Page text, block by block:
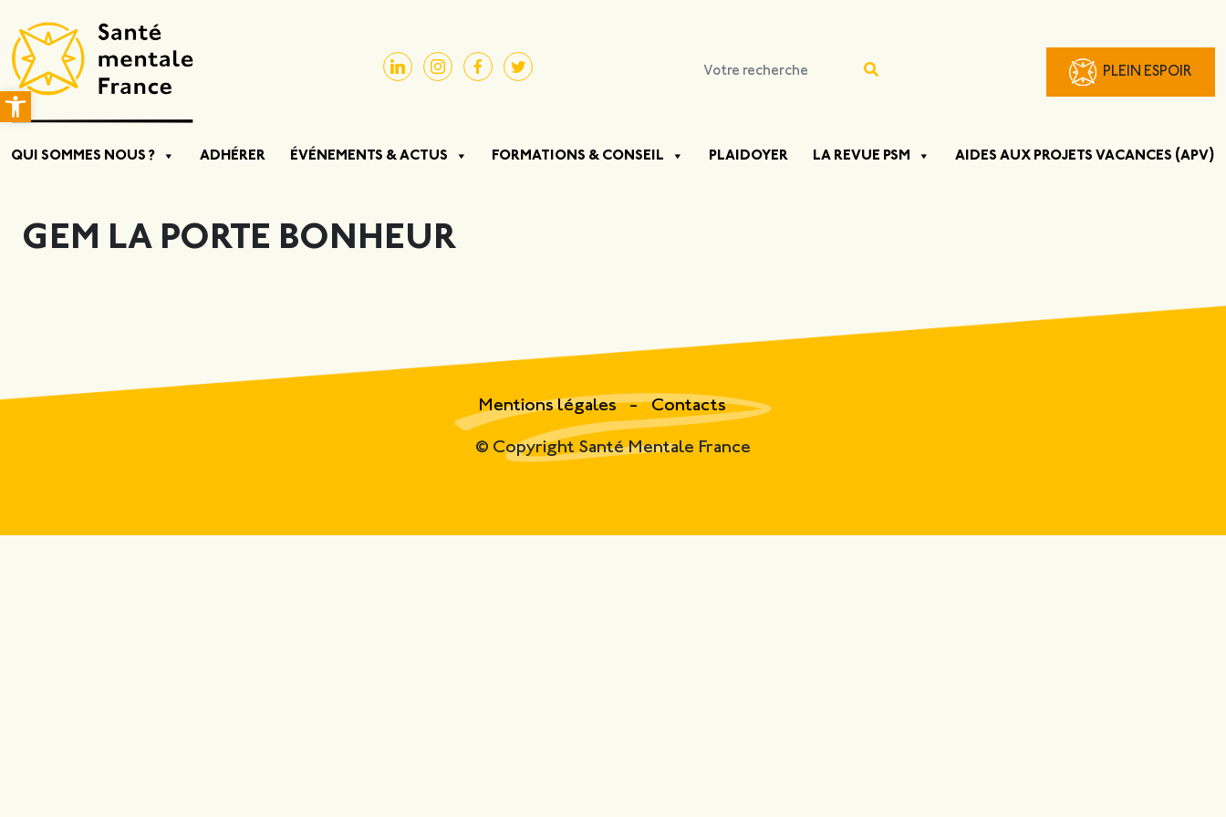
Ouvrir la barre d’outils
PLEIN ESPOIR
QUI SOMMES NOUS ? ADHÉRER ÉVÉNEMENTS & ACTUS FORMATIONS & CONSEIL PLAIDOYER LA REVUE PSM AIDES AUX PROJETS VACANCES (APV)
GEM LA PORTE BONHEUR
Mentions légales Contacts
© Copyright Santé Mentale France